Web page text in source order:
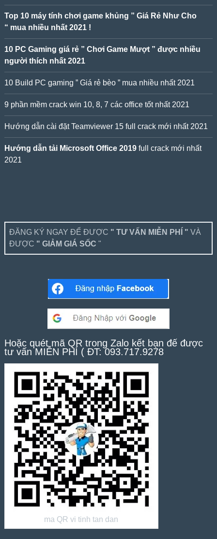
Top 10 máy tính chơi game khủng ” Giá Rẻ Như Cho
“ mua nhiều nhất 2021 !
10 PC Gaming giá rẻ ” Chơi Game Mượt ” được nhiều
người thích nhất 2021
10 Build PC gaming ” Giá rẻ bèo ” mua nhiều nhất 2021
9 phần mềm crack win 10, 8, 7 các office tốt nhất 2021
Hướng dẫn cài đặt Teamviewer 15 full crack mới nhất 2021
Hướng dẫn tải Microsoft Office 2019full crack mới nhất
2021
ĐĂNG KÝ NGAY ĐỂ ĐƯỢC " TƯ VẤN MIỄN PHÍ " VÀ
ĐƯỢC " GIẢM GIÁ SỐC "
Hoặc quét mã QR trong Zalo kết bạn để được
tư vấn MIỄN PHÍ ( ĐT: 093.717.9278
ma QR vi tinh tan dan